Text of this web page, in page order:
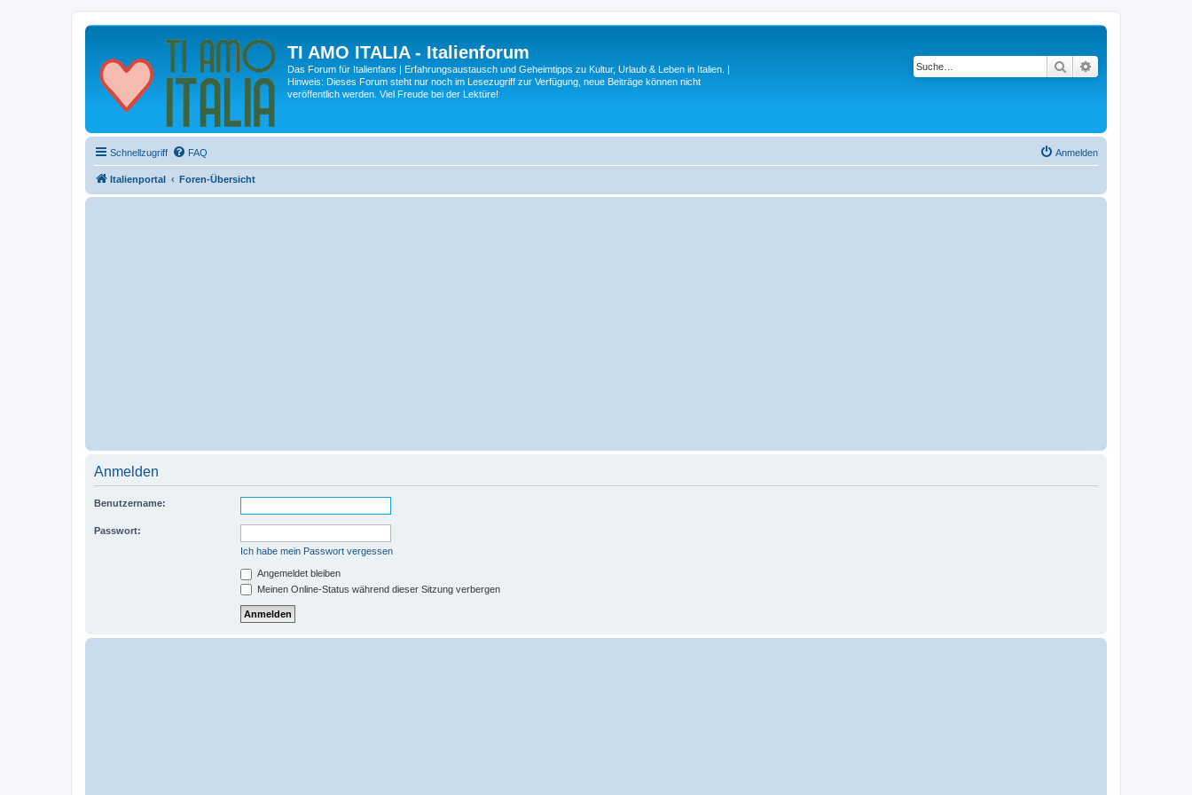
TI AMO ITALIA - Italienforum
Das Forum für Italienfans | Erfahrungsaustausch und Geheimtipps zu Kultur, Urlaub & Leben in Italien. |
Hinweis: Dieses Forum steht nur noch im Lesezugriff zur Verfügung, neue Beiträge können nicht
veröffentlich werden. Viel Freude bei der Lektüre!
Suche
Schnellzugriff FAQ Anmelden
Italienportal Foren-Übersicht
Anmelden
Benutzername:
Passwort:
Ich habe mein Passwort vergessen
Angemeldet bleiben
Meinen Online-Status während dieser Sitzung verbergen